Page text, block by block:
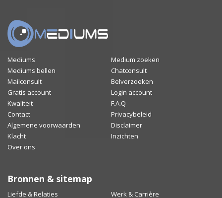
Mediums
Medium zoeken
Mediums bellen
Chatconsult
Mailconsult
Belverzoeken
Gratis account
Login account
Kwaliteit
F.A.Q
Contact
Privacybeleid
Algemene voorwaarden
Disclaimer
Klacht
Inzichten
Over ons
Bronnen & sitemap
Liefde & Relaties Werk & Carrière